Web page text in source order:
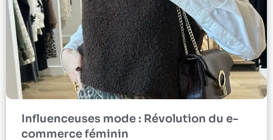
Influenceuses mode : Révolution du e-
commerce féminin